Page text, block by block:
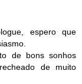
espero que
de bons sonhos
de muito